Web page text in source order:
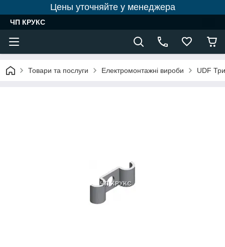
Цены уточняйте у менеджера
ЧП КРУКС
Товари та послуги Електромонтажні вироби UDF